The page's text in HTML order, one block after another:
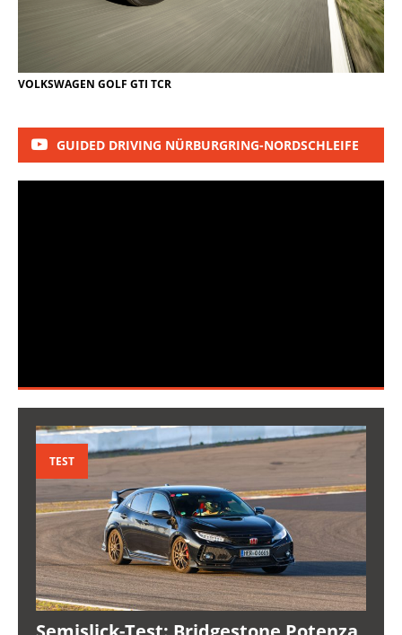
VOLKSWAGEN GOLF GTI TCR
GUIDED DRIVING NÜRBURGRING-NORDSCHLEIFE
TEST